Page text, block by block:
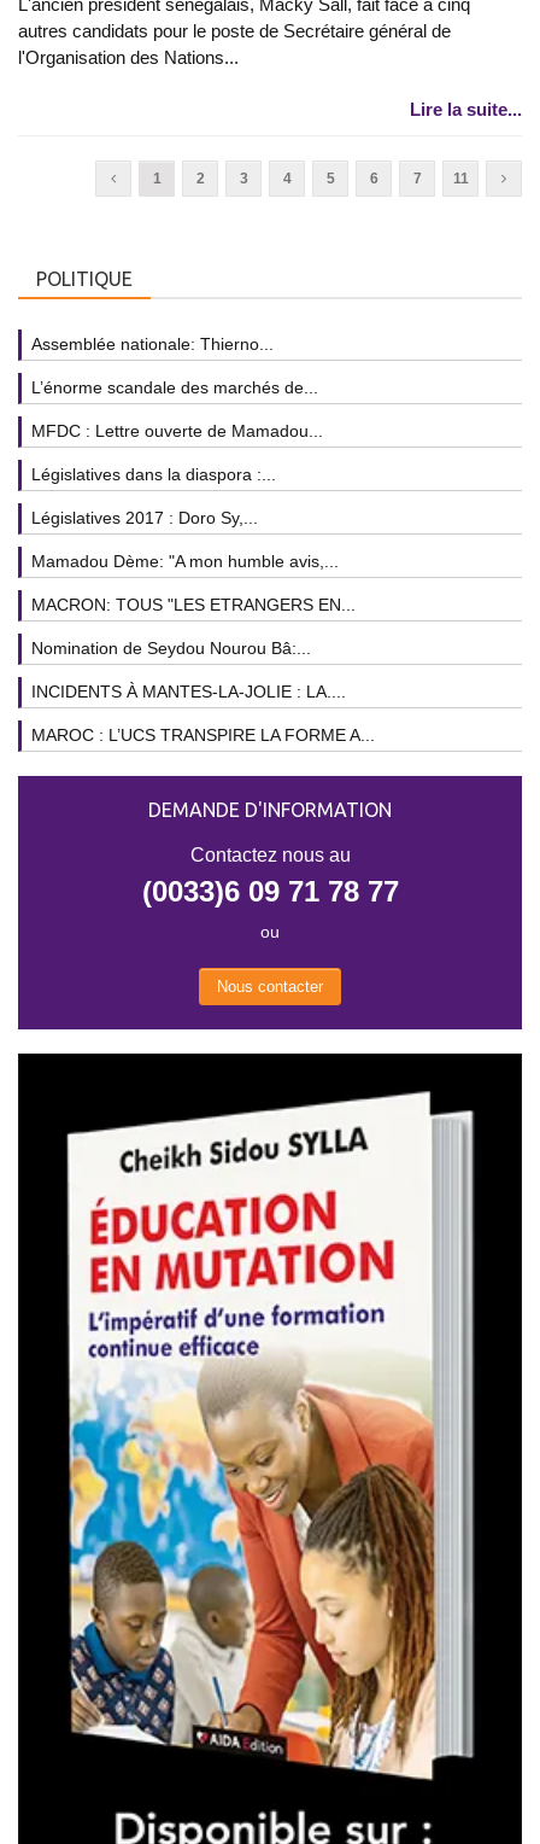
autres candidats pour le poste de Secrétaire général de
l'Organisation des Nations...
Lire la suite...
1 2 3 4 5 6 7 11
POLITIQUE
Assemblée nationale: Thierno...
L’énorme scandale des marchés de...
MFDC : Lettre ouverte de Mamadou...
Législatives dans la diaspora :...
Législatives 2017 : Doro Sy,...
Mamadou Dème: "A mon humble avis,...
MACRON: TOUS "LES ETRANGERS EN...
Nomination de Seydou Nourou Bâ:...
INCIDENTS À MANTES-LA-JOLIE : LA....
MAROC : L’UCS TRANSPIRE LA FORME A...
DEMANDE D'INFORMATION
Contactez nous au
(0033)6 09 71 78 77
ou
Nous contacter